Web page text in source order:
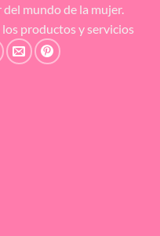
mundo de la mujer.
los productos y servicios